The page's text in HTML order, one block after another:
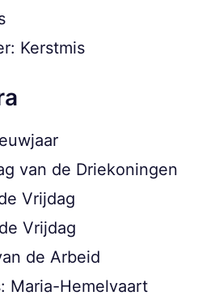
Kerstmis
van de Driekoningen
Vrijdag
Vrijdag
de Arbeid
Maria-Hemelvaart